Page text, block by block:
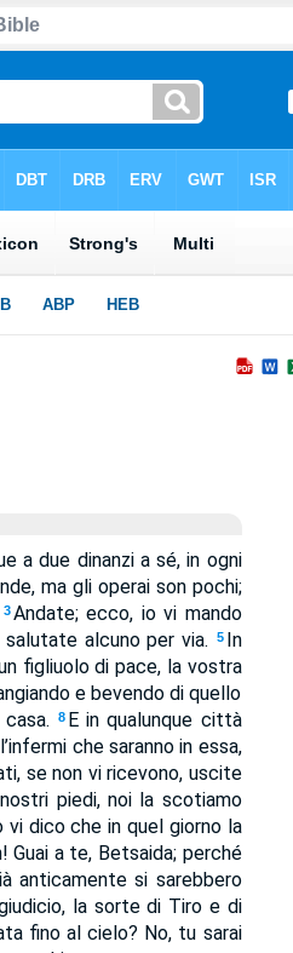
a due dinanzi a sé, in ogni
ma gli operai son pochi;
3Andate; ecco, io vi mando
alcuno per via. 5 In
figliuolo di pace, la vostra
e bevendo di quello
8 E in qualunque città
che saranno in essa,
se non vi ricevono, uscite
piedi, noi la scotiamo
vi dico che in quel giorno la
Guai a te, Betsaida; perché
anticamente si sarebbero
la sorte di Tiro e di
fino al cielo? No, tu sarai